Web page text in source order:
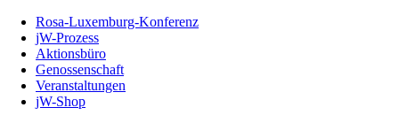
Inhalt
Seite
Rosa-Luxemburg-Konferenz
jW-Prozess
Aktionsbüro
Genossenschaft
Veranstaltungen
jW-Shop